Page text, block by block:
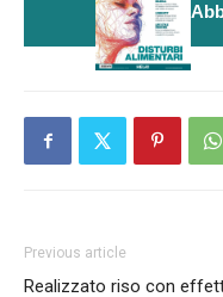
Previous article
Realizzato riso con